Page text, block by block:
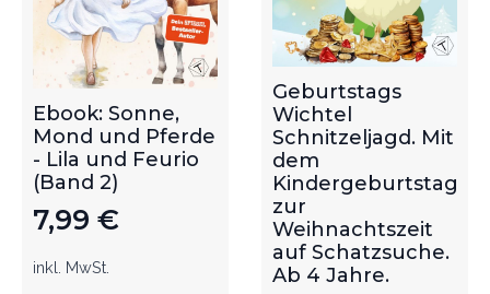
Ebook: Sonne,
Mond und Pferde
- Lila und Feurio
(Band 2)
7,99 €
inkl. MwSt.
Geburtstags
Wichtel
Schnitzeljagd. Mit
dem
Kindergeburtstag
zur
Weihnachtszeit
auf Schatzsuche.
Ab 4 Jahre.